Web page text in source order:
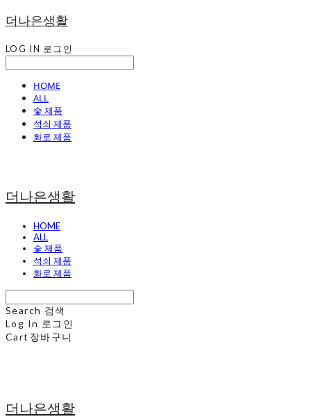
더나은생활
LOG IN 로그인
HOME
ALL
숯 제품
석쇠 제품
화로 제품
더나은생활
HOME
ALL
숯 제품
석쇠 제품
화로 제품
Search 검색
Log In 로그인
Cart 장바구니
더나은생활